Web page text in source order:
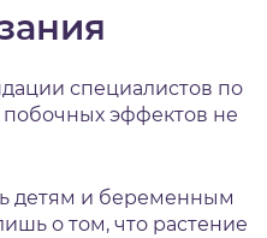
специалистов по
эффектов не
детям и беременным
о том, что растение